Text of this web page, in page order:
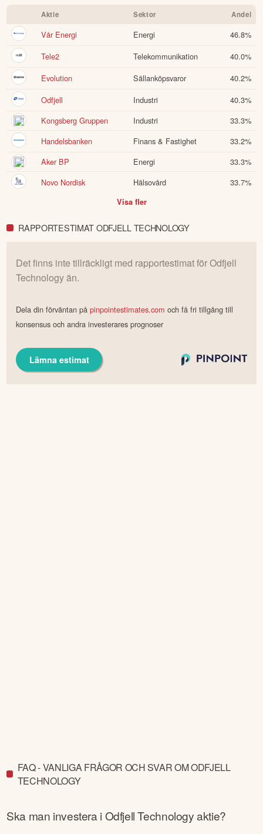
Aktie Sektor Andel
Vår Energi Energi 46.8%
Tele2
Telekommunikation 40.0%
Evolution
Sällanköpsvaror 40.2%
Odfjell
Industri 40.3%
Kongsberg Gruppen
Industri 33.3%
Handelsbanken
Finans & Fastighet 33.2%
Aker BP
Energi 33.3%
Novo Nordisk
Hälsovård 33.7%
Visa fler
RAPPORTESTIMAT ODFJELL TECHNOLOGY
Det finns inte tillräckligt med rapportestimat förOdfjell
Technologyän.
Dela din förväntan påpinpointestimates.com och få fri tillgång till
konsensus och andra investerares prognoser
Lämna estimat
FAQ - VANLIGA FRÅGOR OCH SVAR OM ODFJELL
TECHNOLOGY
Ska man investera iOdfjell Technologyaktie?